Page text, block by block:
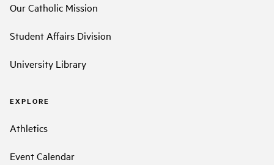
Our Catholic Mission
Student Affairs Division
University Library
EXPLORE
Athletics
Event Calendar